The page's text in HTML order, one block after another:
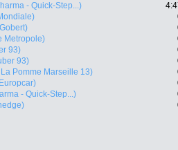
- Quick-Step...)
Metropole)
93)
93)
Pomme Marseille 13)
- Quick-Step...)